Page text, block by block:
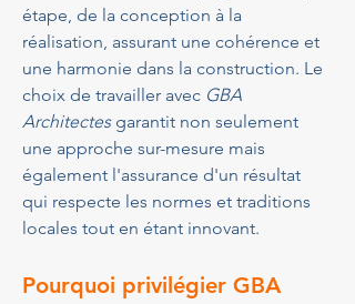
étape, de la conception à la
réalisation, assurant une cohérence et
une harmonie dans la construction. Le
choix de travailler avec GBA
Architectes garantit non seulement
une approche sur-mesure mais
également l'assurance d'un résultat
qui respecte les normes et traditions
locales tout en étant innovant.
Pourquoi privilégier GBA